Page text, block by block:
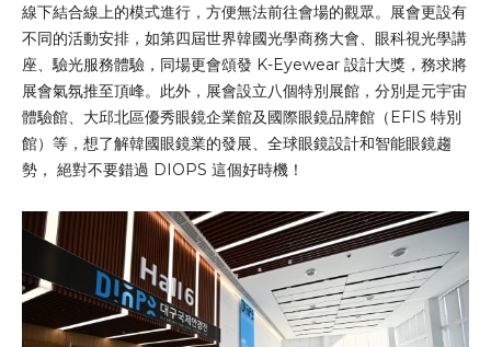
線下結合線上的模式進行，方便無法前往會場的觀眾。展會更設有
不同的活動安排，如第四屆世界韓國光學商務大會、眼科視光學講
座、驗光服務體驗，同場更會頌發 K-Eyewear 設計大獎，務求將
展會氣氛推至頂峰。此外，展會設立八個特別展館，分別是元宇宙
體驗館、大邱北區優秀眼鏡企業館及國際眼鏡品牌館（EFIS 特別
館）等，想了解韓國眼鏡業的發展、全球眼鏡設計和智能眼鏡趨
勢， 絕對不要錯過 DIOPS 這個好時機！